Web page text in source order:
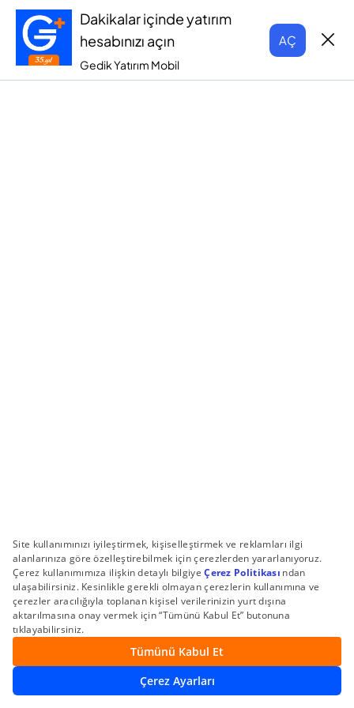
Dakikalar içinde yatırım
hesabınızı açın
Gedik Yatırım Mobil
AÇ